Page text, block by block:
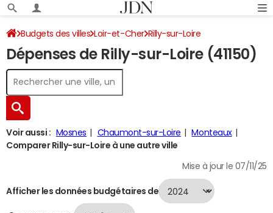
Budgets des villes Loir-et-Cher Rilly-sur-Loire
Dépenses 2024
Dépenses de Rilly-sur-Loire (41150)
Voir aussi : Mosnes Chaumont-sur-Loire
Monteaux
Comparer Rilly-sur-Loire à une autre ville
Mise à jour le 07/11/25
Afficher les données budgétaires de